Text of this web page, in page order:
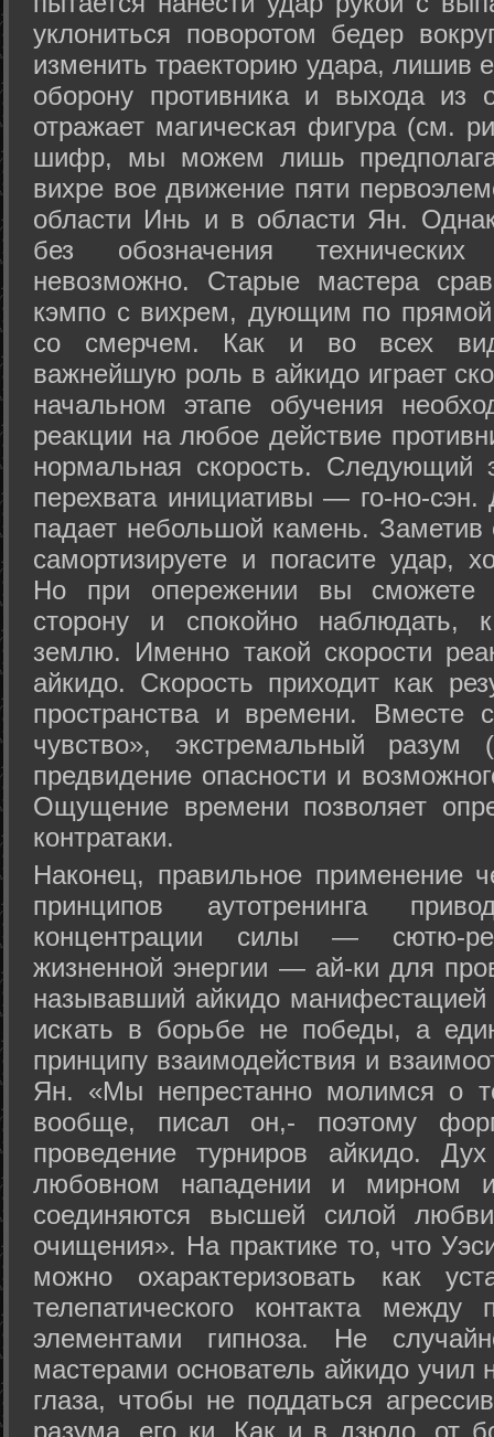
уклониться поворотом бедер
изменить траекторию удара, лишив
оборону противника и выхода из
отражает магическая фигура (см.
шифр, мы можем лишь
вихре вое движение пяти
области Инь и в области Ян.
без обозначения
невозможно. Старые мастера
кэмпо с вихрем, дующим по
со смерчем. Как и во всех
важнейшую роль в айкидо играет
начальном этапе обучения
реакции на любое действие
нормальная скорость.
перехвата инициативы — го-но-
падает небольшой камень.
самортизируете и погасите удар,
Но при опережении вы сможете
сторону и спокойно наблюдать,
землю. Именно такой скорости
айкидо. Скорость приходит как
пространства и времени. Вместе
чувство», экстремальный разум
предвидение опасности и
Ощущение времени позволяет
контратаки.
Наконец, правильное применение
принципов аутотренинга
концентрации силы — сютю-
жизненной энергии — ай-ки для
называвший айкидо
искать в борьбе не победы, а
принципу взаимодействия и
Ян. «Мы непрестанно молимся о
вообще, писал он,- поэтому
проведение турниров айкидо.
любовном нападении и мирном
соединяются высшей силой
очищения». На практике то, что
можно охарактеризовать как
телепатического контакта между
элементами гипноза. Не
мастерами основатель айкидо учил
глаза, чтобы не поддаться
разума, его ки. Как и в дзюдо, от